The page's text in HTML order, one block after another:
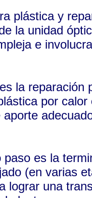
plástica y
la unidad
e
la reparación
por calor
aporte
paso es la
(en varias
lograr una